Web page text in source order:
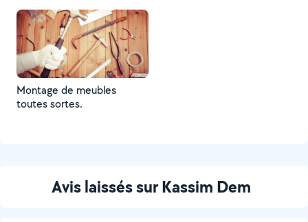
Montage de meubles
toutes sortes.
Avis laissés sur Kassim Dem